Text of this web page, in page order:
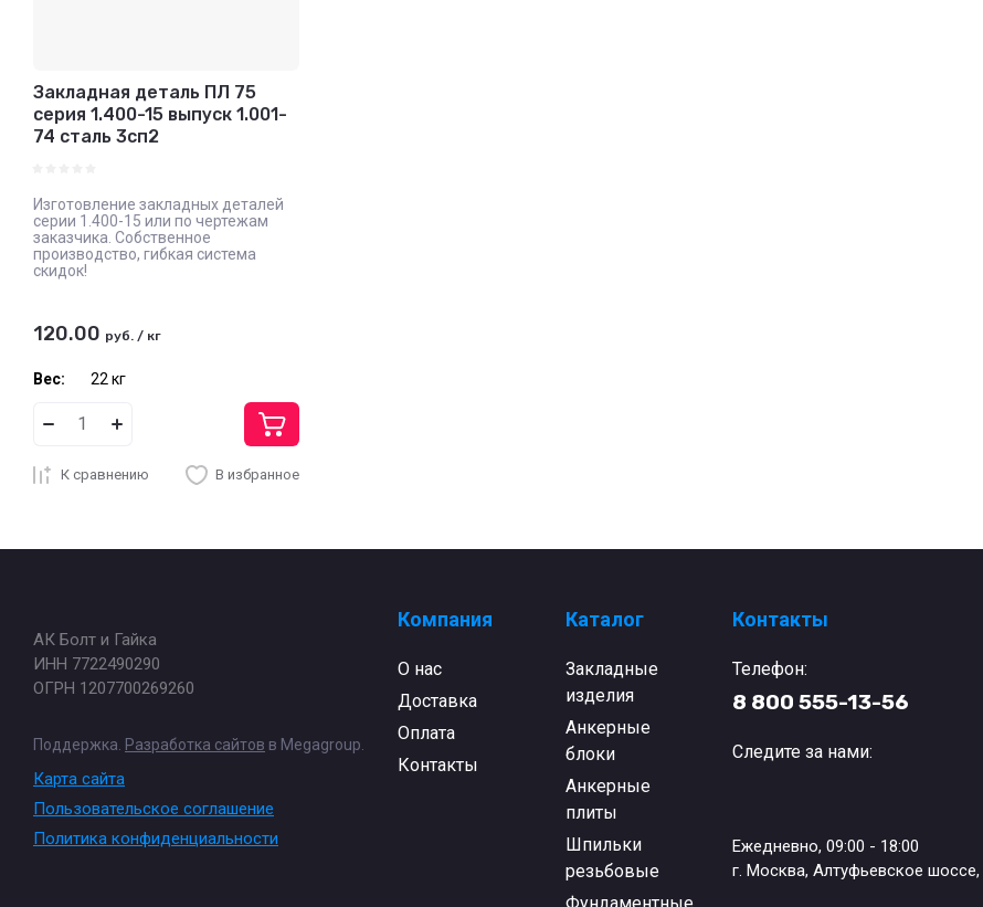
Закладная деталь ПЛ 75
серия 1.400-15 выпуск 1.001-
74 сталь 3сп2
Изготовление закладных деталей
серии 1.400-15 или по чертежам
заказчика. Собственное
производство, гибкая система
скидок!
120.00 руб. / кг
Вес: 22 кг
К сравнению В избранное
АК Болт и Гайка
ИНН 7722490290
ОГРН 1207700269260
Поддержка. Разработка сайтов в Megagroup.
Карта сайта
Пользовательское соглашение
Политика конфиденциальности
Компания
О нас
Доставка
Оплата
Контакты
Каталог
Закладные
изделия
Анкерные
блоки
Анкерные
плиты
Шпильки
резьбовые
Контакты
Телефон:
8 800 555-13-56
Следите за нами:
Ежедневно, 09:00 - 18:00
г. Москва, Алтуфьевское